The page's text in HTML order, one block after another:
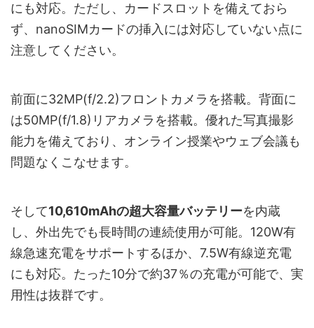
にも対応。ただし、カードスロットを備えておら
ず、nanoSIMカードの挿入には対応していない点に
注意してください。
前面に32MP(f/2.2)フロントカメラを搭載。背面に
は50MP(f/1.8)リアカメラを搭載。優れた写真撮影
能力を備えており、オンライン授業やウェブ会議も
問題なくこなせます。
そして10,610mAhの超大容量バッテリーを内蔵
し、外出先でも長時間の連続使用が可能。120W有
線急速充電をサポートするほか、7.5W有線逆充電
にも対応。たった10分で約37％の充電が可能で、実
用性は抜群です。